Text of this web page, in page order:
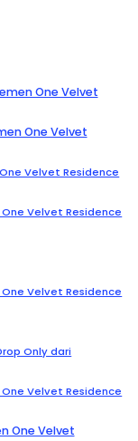
One Velvet
One Velvet
Velvet Residence
Velvet Residence
Velvet Residence
Only dari
Velvet Residence
One Velvet